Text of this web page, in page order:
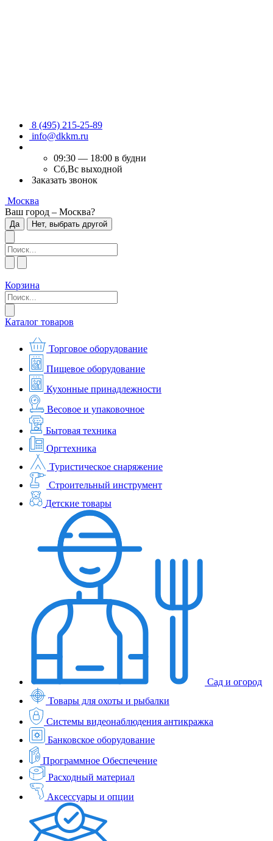
8 (495) 215-25-89
info@dkkm.ru
09:30 — 18:00 в будни
Сб,Вс выходной
Заказать звонок
Москва
Ваш город – Москва?
Да Нет, выбрать другой
Корзина
Каталог товаров
Торговое оборудование
Пищевое оборудование
Кухонные принадлежности
Весовое и упаковочное
Бытовая техника
Оргтехника
Туристическое снаряжение
Строительный инструмент
Детские товары
Сад и огород
Товары для охоты и рыбалки
Системы видеонаблюдения антикражка
Банковское оборудование
Программное Обеспечение
Расходный материал
Аксессуары и опции